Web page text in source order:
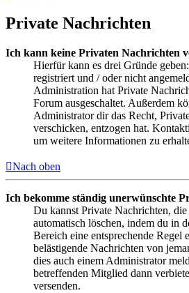
Private Nachrichten
Ich kann keine Privaten Nachrichten
Hierfür kann es drei Gründe
registriert und / oder nicht
Administration hat Private
Forum ausgeschaltet. Außerdem
Administrator dir das Recht,
verschicken, entzogen hat.
um weitere Informationen zu
Nach oben
Ich bekomme ständig unerwünschte
Du kannst Private Nachrichten,
automatisch löschen, indem du in
Bereich eine entsprechende Regel
belästigende Nachrichten von
dies auch einem Administrator
betreffenden Mitglied dann
versenden.